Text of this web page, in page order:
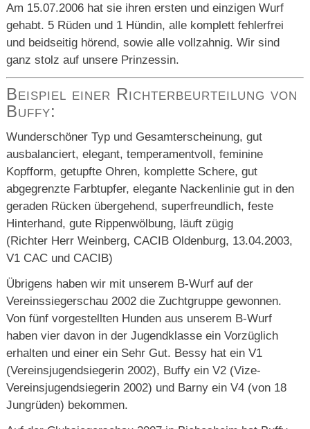
Am 15.07.2006 hat sie ihren ersten und einzigen Wurf
gehabt. 5 Rüden und 1 Hündin, alle komplett fehlerfrei
und beidseitig hörend, sowie alle vollzahnig. Wir sind
ganz stolz auf unsere Prinzessin.
Beispiel einer Richterbeurteilung von
Buffy:
Wunderschöner Typ und Gesamterscheinung, gut
ausbalanciert, elegant, temperamentvoll, feminine
Kopfform, getupfte Ohren, komplette Schere, gut
abgegrenzte Farbtupfer, elegante Nackenlinie gut in den
geraden Rücken übergehend, superfreundlich, feste
Hinterhand, gute Rippenwölbung, läuft zügig
(Richter Herr Weinberg, CACIB Oldenburg, 13.04.2003,
V1 CAC und CACIB)
Übrigens haben wir mit unserem B-Wurf auf der
Vereinssiegerschau 2002 die Zuchtgruppe gewonnen.
Von fünf vorgestellten Hunden aus unserem B-Wurf
haben vier davon in der Jugendklasse ein Vorzüglich
erhalten und einer ein Sehr Gut. Bessy hat ein V1
(Vereinsjugendsiegerin 2002), Buffy ein V2 (Vize-
Vereinsjugendsiegerin 2002) und Barny ein V4 (von 18
Jungrüden) bekommen.